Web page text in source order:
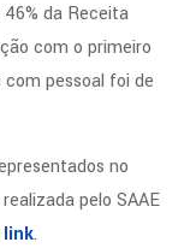
da Receita
com o primeiro
pessoal foi de
no
pelo SAAE
.